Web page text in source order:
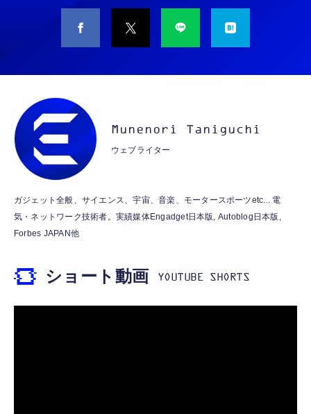
タイプc 寝ホンイヤホン 寝ホン type-c 有線
睡眠用イヤホン 【音質強化バージョン
￥2,199
MFi認証 【ハイレゾ音質】 内蔵DAC 遅延な
し 48ビット/96KHz 音量調節対応
【HIFI音質】iphone イヤホンジャック ライ
トニング イヤホン 変換 MFI認証 4極 内蔵
寝ホン 睡眠用イヤホン 寝ながら 痛くない 超
M10SR AIペット（コミュニケーションロボッ
ト）
ット）
￥53,900
霊界コミュニケーションロボット BAKETAN
WARASHI ばけたん ワラシ 桃 MOMO
【ペットロボット 】lopeto AI robot チャー
ジングベース付き ロペット 充電ベース付き
Munenori Taniguchi
ウェブライター
ガジェット全般、サイエンス、宇宙、音楽、モータースポーツetc... 電
気・ネットワーク技術者。実績媒体Engadget日本版, Autoblog日本版,
Forbes JAPAN他
ショート動画